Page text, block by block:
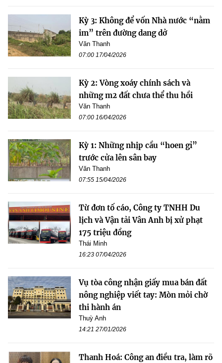
Kỳ 3: Không để vốn Nhà nước “nằm
im” trên đường dang dở
Văn Thanh
07:00 17/04/2026
Kỳ 2: Vòng xoáy chính sách và
những m2 đất chưa thể thu hồi
Văn Thanh
07:00 16/04/2026
Kỳ 1: Những nhịp cầu “hoen gỉ”
trước cửa lên sân bay
Văn Thanh
07:55 15/04/2026
Từ đơn tố cáo, Công ty TNHH Du
lịch và Vận tải Vân Anh bị xử phạt
175 triệu đồng
Thái Minh
16:23 07/04/2026
Vụ tòa công nhận giấy mua bán đất
nông nghiệp viết tay: Mòn mỏi chờ
thi hành án
Thuỳ Anh
14:21 27/01/2026
Thanh Hoá: Công an điều tra, làm rõ